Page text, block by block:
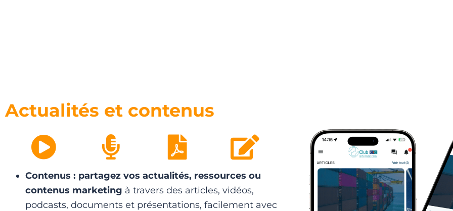
Actualités et contenus
Contenus : partagez vos actualités, ressources ou
contenus marketing à travers des articles, vidéos,
podcasts, documents et présentations, facilement avec